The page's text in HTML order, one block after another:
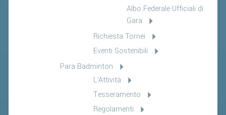
Albo Federale Ufficiali di
Gara
Richiesta Tornei
Eventi Sostenibili
Para Badminton
L'Attività
Tesseramento
Regolamenti